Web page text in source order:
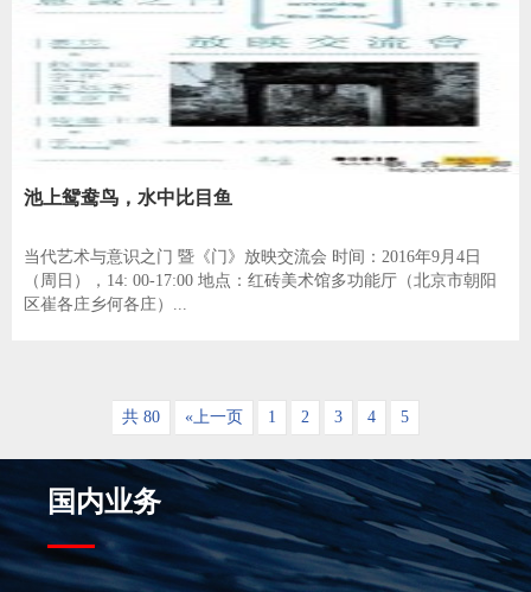
池上鸳鸯鸟，水中比目鱼
当代艺术与意识之门 暨《门》放映交流会 时间：2016年9月4日
（周日），14: 00-17:00 地点：红砖美术馆多功能厅（北京市朝阳
区崔各庄乡何各庄）...
共 80 «上一页 1 2 3 4 5
国内业务